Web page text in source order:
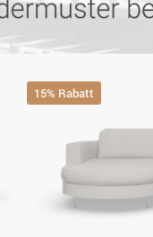
15% Rabatt